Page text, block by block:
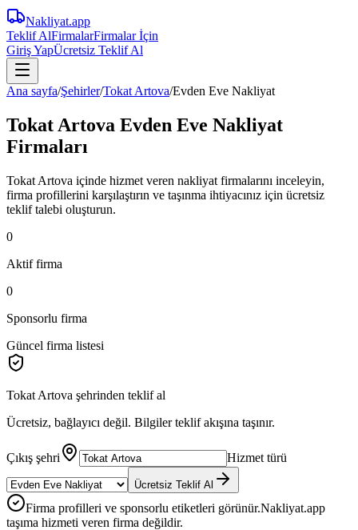
Nakliyat.app
Teklif AlFirmalarFirmalar İçin
Giriş YapÜcretsiz Teklif Al
Ana sayfa/Şehirler/Tokat Artova/Evden Eve Nakliyat
Tokat Artova Evden Eve Nakliyat
Firmaları
Tokat Artova içinde hizmet veren nakliyat firmalarını inceleyin,
firma profillerini karşılaştırın ve taşınma ihtiyacınız için ücretsiz
teklif talebi oluşturun.
0
Aktif firma
0
Sponsorlu firma
Güncel firma listesi
Tokat Artova şehrinden teklif al
Ücretsiz, bağlayıcı değil. Bilgiler teklif akışına taşınır.
Çıkış şehri Hizmet türü
Ücretsiz Teklif Al
Firma profilleri ve sponsorlu etiketleri görünür.Nakliyat.app
taşıma hizmeti veren firma değildir.